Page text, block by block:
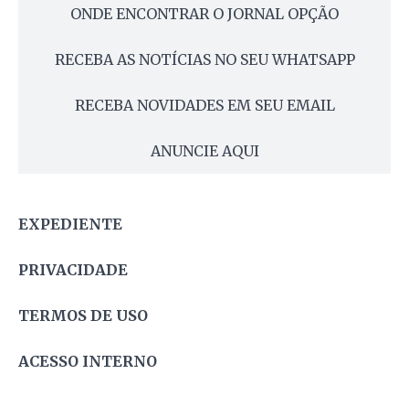
ONDE ENCONTRAR O JORNAL OPÇÃO
RECEBA AS NOTÍCIAS NO SEU WHATSAPP
RECEBA NOVIDADES EM SEU EMAIL
ANUNCIE AQUI
EXPEDIENTE
PRIVACIDADE
TERMOS DE USO
ACESSO INTERNO